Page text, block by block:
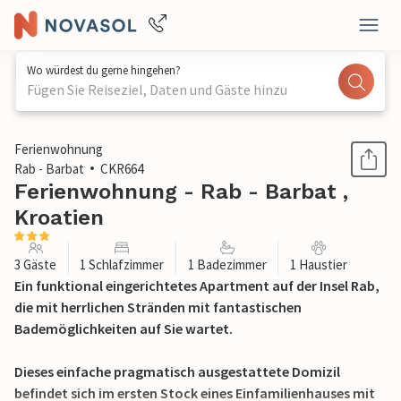
Wo würdest du gerne hingehen?
Fügen Sie Reiseziel, Daten und Gäste hinzu
1 / 27
Ferienwohnung
Rab - Barbat
CKR664
Ferienwohnung - Rab - Barbat ,
Kroatien
3 Gäste 1 Schlafzimmer 1 Badezimmer 1 Haustier
Ein funktional eingerichtetes Apartment auf der Insel Rab,
die mit herrlichen Stränden mit fantastischen
Bademöglichkeiten auf Sie wartet.
Dieses einfache pragmatisch ausgestattete Domizil
befindet sich im ersten Stock eines Einfamilienhauses mit